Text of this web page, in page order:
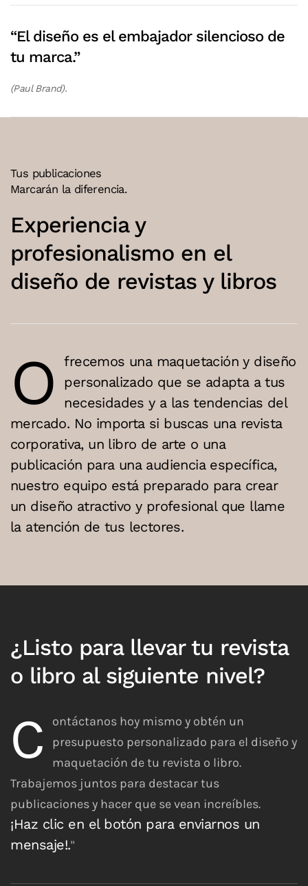
“El diseño es el embajador silencioso de
tu marca.”
(Paul Brand).
Tus publicaciones
Marcarán la diferencia.
Experiencia y
profesionalismo en el
diseño de revistas y libros
O
frecemos una maquetación y diseño
personalizado que se adapta a tus
necesidades y a las tendencias del
mercado. No importa si buscas una revista
corporativa, un libro de arte o una
publicación para una audiencia específica,
nuestro equipo está preparado para crear
un diseño atractivo y profesional que llame
la atención de tus lectores.
¿Listo para llevar tu revista
o libro al siguiente nivel?
C
ontáctanos hoy mismo y obtén un
presupuesto personalizado para el diseño y
maquetación de tu revista o libro.
Trabajemos juntos para destacar tus
publicaciones y hacer que se vean increíbles.
¡Haz clic en el botón para enviarnos un
mensaje!."